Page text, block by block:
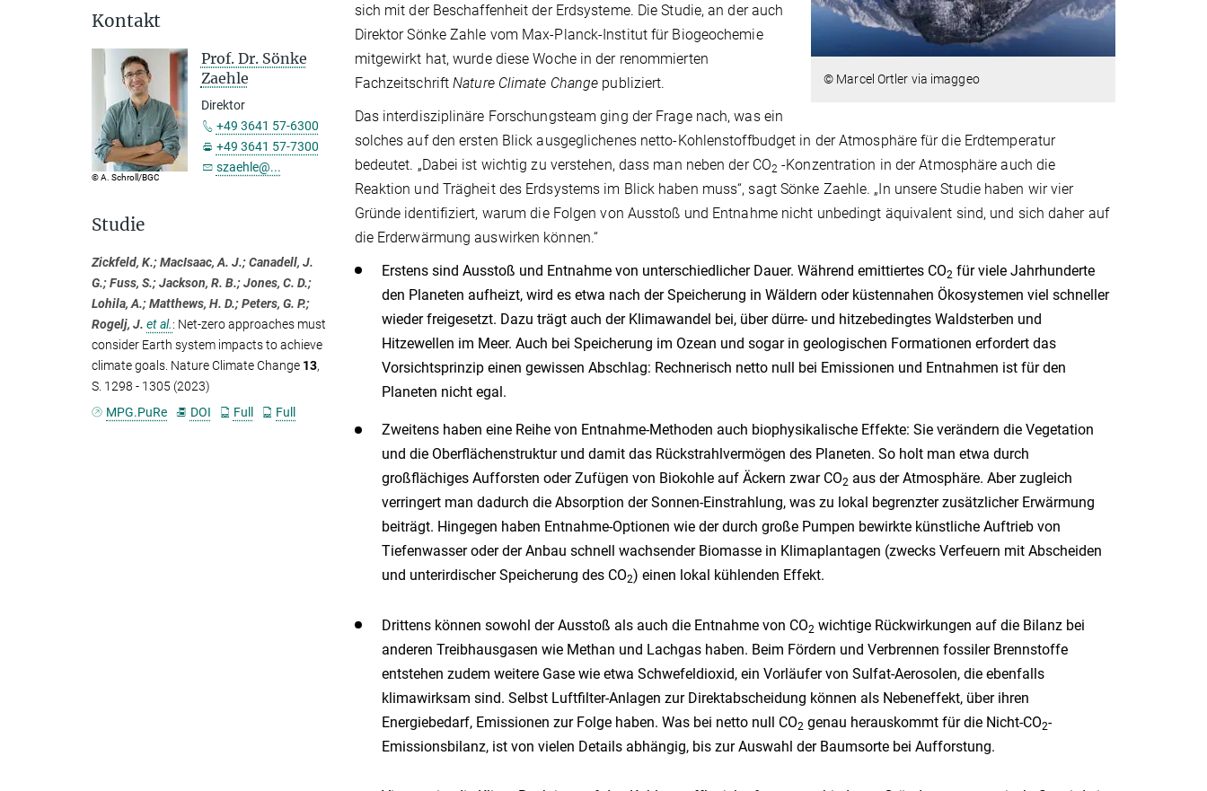
© Marcel Ortler via imaggeo
sich mit der Beschaffenheit der Erdsysteme. Die Studie, an der auch
Direktor Sönke Zahle vom Max-Planck-Institut für Biogeochemie
mitgewirkt hat, wurde diese Woche in der renommierten
FachzeitschriftNature Climate Change publiziert.
Das interdisziplinäre Forschungsteam ging der Frage nach, was ein
solches auf den ersten Blick ausgeglichenes netto-Kohlenstoffbudget in der Atmosphäre für die Erdtemperatur
bedeutet. „Dabei ist wichtig zu verstehen, dass man neben der CO2 -Konzentration in der Atmosphäre auch die
Reaktion und Trägheit des Erdsystems im Blick haben muss“, sagt Sönke Zaehle. „In unsere Studie haben wir vier
Gründe identifiziert, warum die Folgen von Ausstoß und Entnahme nicht unbedingt äquivalent sind, und sich daher auf
die Erderwärmung auswirken können.“
Erstens sind Ausstoß und Entnahme von unterschiedlicher Dauer. Während emittiertes CO2 für viele Jahrhunderte
den Planeten aufheizt, wird es etwa nach der Speicherung in Wäldern oder küstennahen Ökosystemen viel schneller
wieder freigesetzt. Dazu trägt auch der Klimawandel bei, über dürre- und hitzebedingtes Waldsterben und
Hitzewellen im Meer. Auch bei Speicherung im Ozean und sogar in geologischen Formationen erfordert das
Vorsichtsprinzip einen gewissen Abschlag: Rechnerisch netto null bei Emissionen und Entnahmen ist für den
Planeten nicht egal.
Zweitens haben eine Reihe von Entnahme-Methoden auch biophysikalische Effekte: Sie verändern die Vegetation
und die Oberflächenstruktur und damit das Rückstrahlvermögen des Planeten. So holt man etwa durch
großflächiges Aufforsten oder Zufügen von Biokohle auf Äckern zwar CO2 aus der Atmosphäre. Aber zugleich
verringert man dadurch die Absorption der Sonnen-Einstrahlung, was zu lokal begrenzter zusätzlicher Erwärmung
beiträgt. Hingegen haben Entnahme-Optionen wie der durch große Pumpen bewirkte künstliche Auftrieb von
Tiefenwasser oder der Anbau schnell wachsender Biomasse in Klimaplantagen (zwecks Verfeuern mit Abscheiden
und unterirdischer Speicherung des CO2) einen lokal kühlenden Effekt.
Drittens können sowohl der Ausstoß als auch die Entnahme von CO2 wichtige Rückwirkungen auf die Bilanz bei
anderen Treibhausgasen wie Methan und Lachgas haben. Beim Fördern und Verbrennen fossiler Brennstoffe
entstehen zudem weitere Gase wie etwa Schwefeldioxid, ein Vorläufer von Sulfat-Aerosolen, die ebenfalls
klimawirksam sind. Selbst Luftfilter-Anlagen zur Direktabscheidung können als Nebeneffekt, über ihren
Energiebedarf, Emissionen zur Folge haben. Was bei netto null CO2 genau herauskommt für die Nicht-CO2-
Emissionsbilanz, ist von vielen Details abhängig, bis zur Auswahl der Baumsorte bei Aufforstung.
Kontakt
© A. Schroll/BGC
Prof. Dr. Sönke
Zaehle
Direktor
+49 3641 57-6300
+49 3641 57-7300
szaehle@...
Studie
Zickfeld, K.; MacIsaac, A. J.; Canadell, J.
G.; Fuss, S.; Jackson, R. B.; Jones, C. D.;
Lohila, A.; Matthews, H. D.; Peters, G. P.;
Rogelj, J. et al.: Net-zero approaches must
consider Earth system impacts to achieve
climate goals. Nature Climate Change 13,
S. 1298 - 1305 (2023)
MPG.PuRe
DOI Full Full